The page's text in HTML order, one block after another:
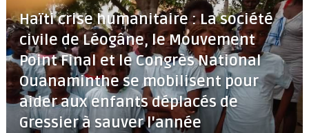
Haïti crise humanitaire : La société
civile de Léogâne, le Mouvement
Point Final et le Congrès National
Ouanaminthe se mobilisent pour
aider aux enfants déplacés de
Gressier à sauver l'année